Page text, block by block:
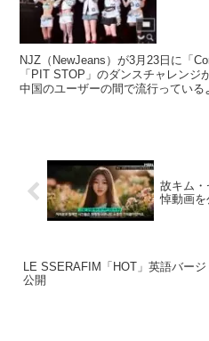
NJZ（NewJeans）が3月23日に「
「PIT STOP」のダンスチャレン
中国のユーザーの間で流行っている
故キム
悼動画を
LE SSERAFIM「HOT」英語バージ
公開